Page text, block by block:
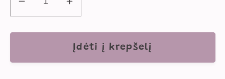
Sumažinti
Kosmetinis
Tualetinis
Vaikams
Padidinti
Kosmetinis
Tualetinis
Staliukas
Vaikams
Įdėti į krepšelį